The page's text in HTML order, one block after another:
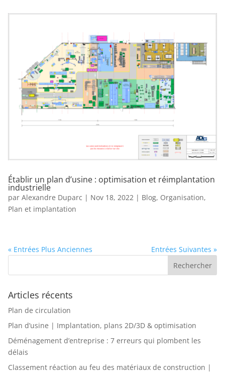
Établir un plan d’usine : optimisation et réimplantation
industrielle
par Alexandre Duparc | Nov 18, 2022 | Blog, Organisation,
Plan et implantation
« Entrées Plus Anciennes Entrées Suivantes »
Articles récents
Plan de circulation
Plan d’usine | Implantation, plans 2D/3D & optimisation
Déménagement d’entreprise : 7 erreurs qui plombent les
délais
Classement réaction au feu des matériaux de construction |